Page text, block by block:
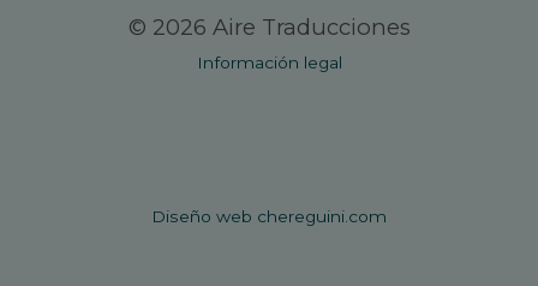
© 2026 Aire Traducciones
Información legal
Diseño web chereguini.com